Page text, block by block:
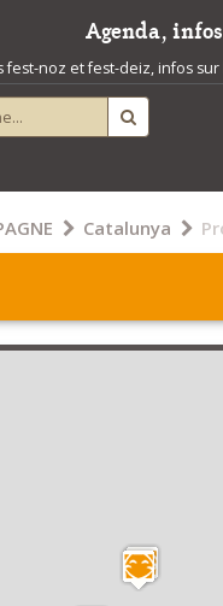
Agenda,
fest-noz et fest-deiz, infos
Catalunya